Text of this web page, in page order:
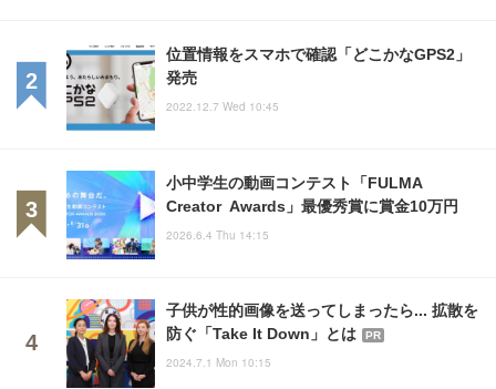
位置情報をスマホで確認「どこかなGPS2」
発売
2022.12.7 Wed 10:45
小中学生の動画コンテスト「FULMA
Creator Awards」最優秀賞に賞金10万円
2026.6.4 Thu 14:15
子供が性的画像を送ってしまったら... 拡散を
防ぐ「Take It Down」とは
PR
2024.7.1 Mon 10:15